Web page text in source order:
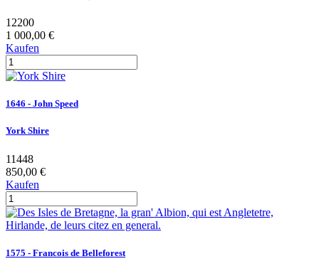
12200
1 000,00 €
Kaufen
1646 - John Speed
York Shire
11448
850,00 €
Kaufen
1575 - Francois de Belleforest